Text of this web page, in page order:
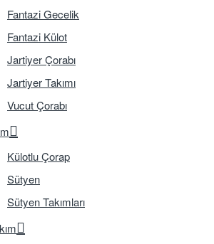
Fantazi Gecelik
Fantazi Külot
Jartiyer Çorabı
Jartiyer Takımı
Vucut Çorabı
Külotlu Çorap
Sütyen
Sütyen Takımları